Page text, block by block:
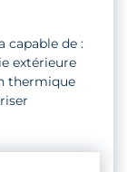
capable de :
extérieure
thermique